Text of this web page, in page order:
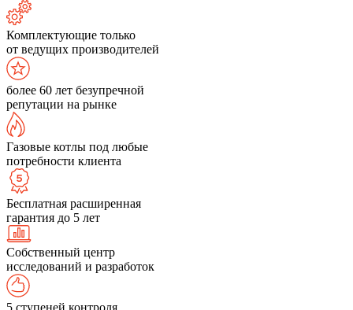
Комплектующие только
от ведущих производителей
более 60 лет безупречной
репутации на рынке
Газовые котлы под любые
потребности клиента
Бесплатная расширенная
гарантия до 5 лет
Собственный центр
исследований и разработок
5 ступеней контроля